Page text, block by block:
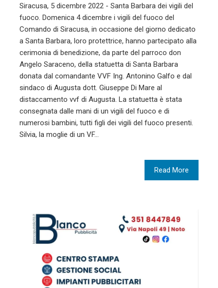
Siracusa, 5 dicembre 2022 - Santa Barbara dei vigili del
fuoco. Domenica 4 dicembre i vigili del fuoco del
Comando di Siracusa, in occasione del giorno dedicato
a Santa Barbara, loro protettrice, hanno partecipato alla
cerimonia di benedizione, da parte del parroco don
Angelo Saraceno, della statuetta di Santa Barbara
donata dal comandante VVF Ing. Antonino Galfo e dal
sindaco di Augusta dott. Giuseppe Di Mare al
distaccamento vvf di Augusta. La statuetta è stata
consegnata dalle mani di un vigili del fuoco e di
numerosi bambini, tutti figli dei vigili del fuoco presenti.
Silvia, la moglie di un VF…
Read More